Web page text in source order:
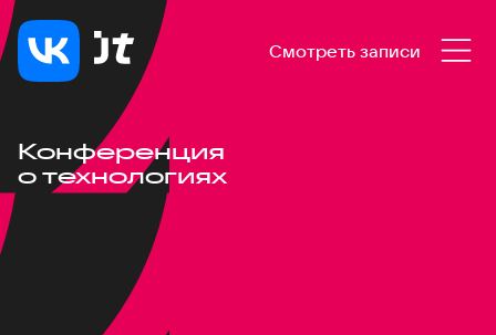
Смотреть записи
Конференция
о технологиях